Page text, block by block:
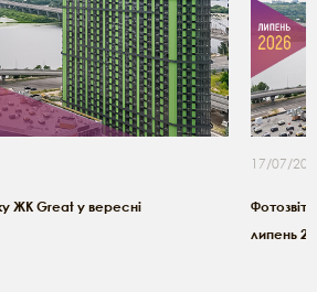
ЖК Great у вересні
17/07/
Фотозвіт
липень